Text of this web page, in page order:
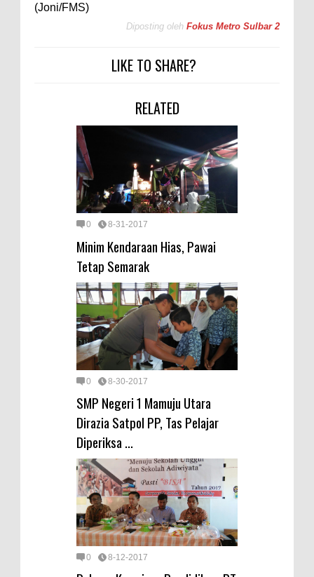
(Joni/FMS)
Diposting oleh Fokus Metro Sulbar 2
LIKE TO SHARE?
RELATED
0 8-31-2017
Minim Kendaraan Hias, Pawai
Tetap Semarak
0 8-30-2017
SMP Negeri 1 Mamuju Utara
Dirazia Satpol PP, Tas Pelajar
Diperiksa ...
0 8-12-2017